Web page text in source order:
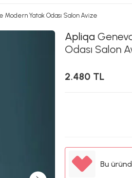
Modern Yatak Odası Salon Avize
Apliqa
Odası Salon
2.480 TL
Bu